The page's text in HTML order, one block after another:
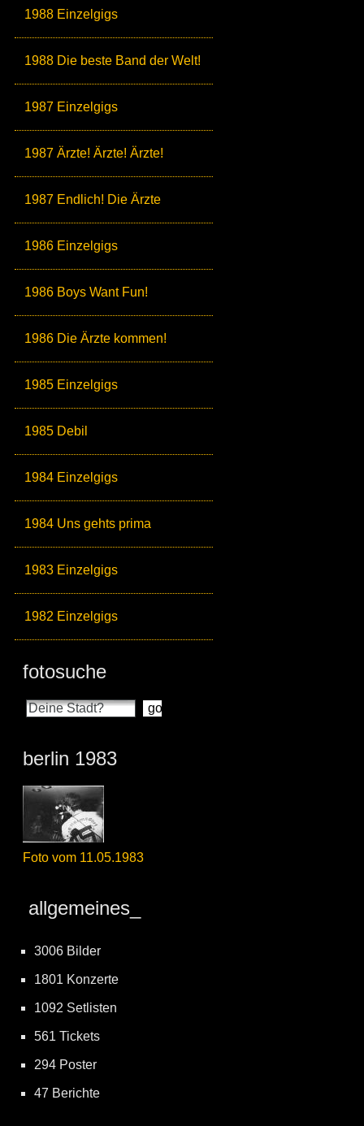
1988 Einzelgigs
1988 Die beste Band der Welt!
1987 Einzelgigs
1987 Ärzte! Ärzte! Ärzte!
1987 Endlich! Die Ärzte
1986 Einzelgigs
1986 Boys Want Fun!
1986 Die Ärzte kommen!
1985 Einzelgigs
1985 Debil
1984 Einzelgigs
1984 Uns gehts prima
1983 Einzelgigs
1982 Einzelgigs
fotosuche
berlin 1983
Foto vom 11.05.1983
allgemeines_
3006 Bilder
1801 Konzerte
1092 Setlisten
561 Tickets
294 Poster
47 Berichte